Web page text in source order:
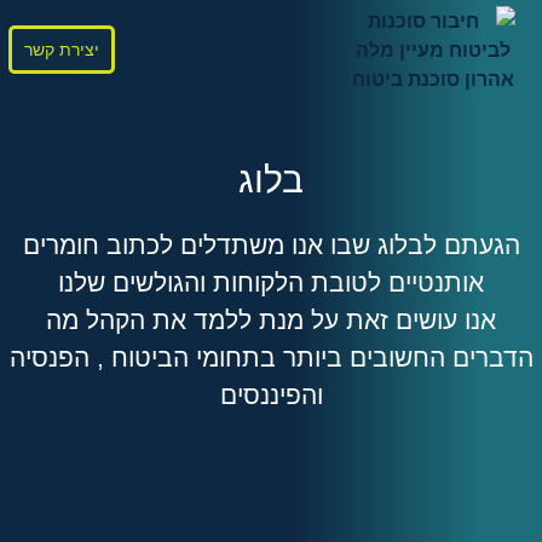
יצירת קשר
בלוג
הגעתם לבלוג שבו אנו משתדלים לכתוב חומרים
אותנטיים לטובת הלקוחות והגולשים שלנו
אנו עושים זאת על מנת ללמד את הקהל מה
הדברים החשובים ביותר בתחומי הביטוח , הפנסיה
והפיננסים